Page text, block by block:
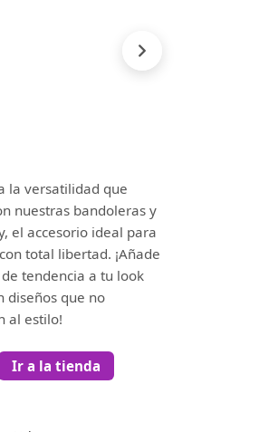
la versatilidad que
nuestras bandoleras y
el accesorio ideal para
total libertad. ¡Añade
tendencia a tu look
diseños que no
al estilo!
Ir a la tienda